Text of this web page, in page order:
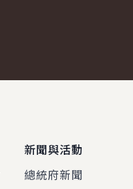
新聞與活動
總統府新聞